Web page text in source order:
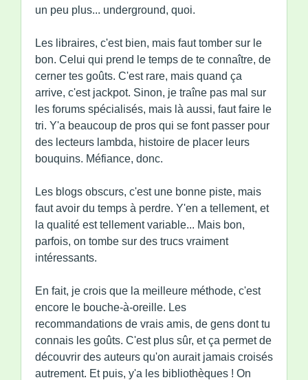
un peu plus... underground, quoi.
Les libraires, c'est bien, mais faut tomber sur le
bon. Celui qui prend le temps de te connaître, de
cerner tes goûts. C'est rare, mais quand ça
arrive, c'est jackpot. Sinon, je traîne pas mal sur
les forums spécialisés, mais là aussi, faut faire le
tri. Y'a beaucoup de pros qui se font passer pour
des lecteurs lambda, histoire de placer leurs
bouquins. Méfiance, donc.
Les blogs obscurs, c'est une bonne piste, mais
faut avoir du temps à perdre. Y'en a tellement, et
la qualité est tellement variable... Mais bon,
parfois, on tombe sur des trucs vraiment
intéressants.
En fait, je crois que la meilleure méthode, c'est
encore le bouche-à-oreille. Les
recommandations de vrais amis, de gens dont tu
connais les goûts. C'est plus sûr, et ça permet de
découvrir des auteurs qu'on aurait jamais croisés
autrement. Et puis, y'a les bibliothèques ! On